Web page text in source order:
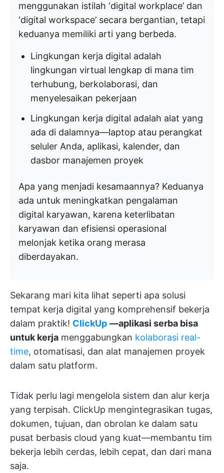
menggunakan istilah ‘digital workplace’ dan
‘digital workspace’ secara bergantian, tetapi
keduanya memiliki arti yang berbeda.
Lingkungan kerja digital adalah
lingkungan virtual lengkap di mana tim
terhubung, berkolaborasi, dan
menyelesaikan pekerjaan
Lingkungan kerja digital adalah alat yang
ada di dalamnya—laptop atau perangkat
seluler Anda, aplikasi, kalender, dan
dasbor manajemen proyek
Apa yang menjadi kesamaannya? Keduanya
ada untuk meningkatkan pengalaman
digital karyawan, karena keterlibatan
karyawan dan efisiensi operasional
melonjak ketika orang merasa
diberdayakan.
Sekarang mari kita lihat seperti apa solusi
tempat kerja digital yang komprehensif bekerja
dalam praktik! ClickUp —aplikasi serba bisa
untuk kerja menggabungkan kolaborasi real-
time, otomatisasi, dan alat manajemen proyek
dalam satu platform.
Tidak perlu lagi mengelola sistem dan alur kerja
yang terpisah. ClickUp mengintegrasikan tugas,
dokumen, tujuan, dan obrolan ke dalam satu
pusat berbasis cloud yang kuat—membantu tim
bekerja lebih cerdas, lebih cepat, dan dari mana
saja.